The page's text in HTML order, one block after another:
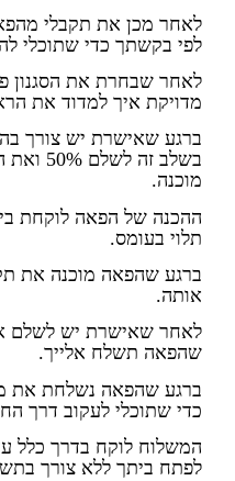
לאחר מכן את תקבלי
לפי בקשתך כדי שתוכלי
לאחר שבחרת את הסגנון
מדויקת איך למדוד את
ברגע שאישרת יש צורך
בשלב
מוכנה.
ההכנה של הפאה לוקחת
תלוי בעומס.
ברגע שהפאה מוכנה את
אותה.
לאחר שאישרת יש לשלם
שהפאה תשלח אלייך.
ברגע שהפאה נשלחת את
כדי שתוכלי לעקוב דרך
המשלוח לוקח בדרך כלל
לפתח ביתך ללא צורך